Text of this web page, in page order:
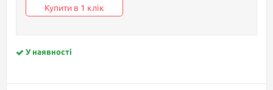
Купити в 1 клік
У наявності